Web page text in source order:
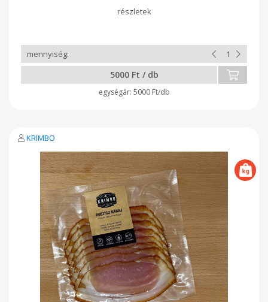
árura felhasználhatja korlátlan ideig.
5000 Ft / db
5000 Ft/db
KRIMBO